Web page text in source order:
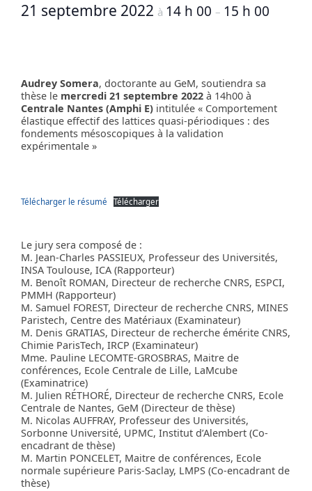
21 septembre 2022 à 14 h 00 – 15 h 00
Audrey Somera, doctorante au GeM, soutiendra sa
thèse le mercredi 21 septembre 2022 à 14h00 à
Centrale Nantes (Amphi E) intitulée « Comportement
élastique effectif des lattices quasi-périodiques : des
fondements mésoscopiques à la validation
expérimentale »
Télécharger le résumé Télécharger
Le jury sera composé de :
M. Jean-Charles PASSIEUX, Professeur des Universités,
INSA Toulouse, ICA (Rapporteur)
M. Benoît ROMAN, Directeur de recherche CNRS, ESPCI,
PMMH (Rapporteur)
M. Samuel FOREST, Directeur de recherche CNRS, MINES
Paristech, Centre des Matériaux (Examinateur)
M. Denis GRATIAS, Directeur de recherche émérite CNRS,
Chimie ParisTech, IRCP (Examinateur)
Mme. Pauline LECOMTE-GROSBRAS, Maitre de
conférences, Ecole Centrale de Lille, LaMcube
(Examinatrice)
M. Julien RÉTHORÉ, Directeur de recherche CNRS, Ecole
Centrale de Nantes, GeM (Directeur de thèse)
M. Nicolas AUFFRAY, Professeur des Universités,
Sorbonne Université, UPMC, Institut d’Alembert (Co-
encadrant de thèse)
M. Martin PONCELET, Maitre de conférences, Ecole
normale supérieure Paris-Saclay, LMPS (Co-encadrant de
thèse)